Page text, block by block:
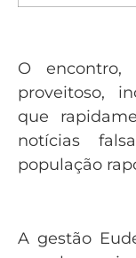
O
proveitoso,
que
notícias
população
A gestão